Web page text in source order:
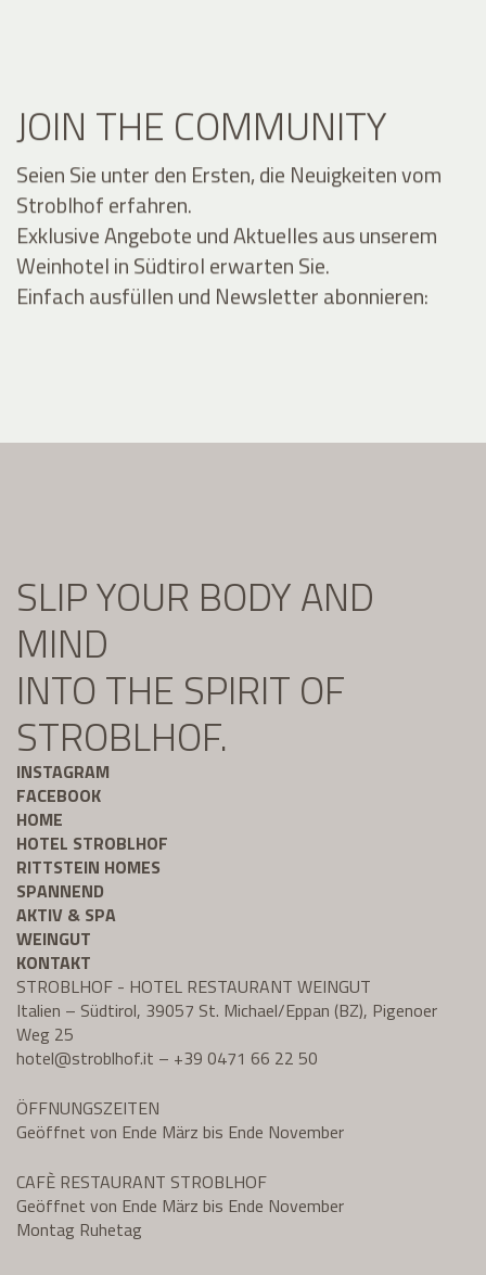
JOIN THE COMMUNITY
Seien Sie unter den Ersten, die Neuigkeiten vom
Stroblhof erfahren.
Exklusive Angebote und Aktuelles aus unserem
Weinhotel in Südtirol erwarten Sie.
Einfach ausfüllen und Newsletter abonnieren:
SLIP YOUR BODY AND
MIND
INTO THE SPIRIT OF
STROBLHOF.
INSTAGRAM
FACEBOOK
HOME
HOTEL STROBLHOF
RITTSTEIN HOMES
SPANNEND
AKTIV & SPA
WEINGUT
KONTAKT
STROBLHOF - HOTEL RESTAURANT WEINGUT
Italien – Südtirol, 39057 St. Michael/Eppan (BZ), Pigenoer
Weg 25
hotel@stroblhof.it – +39 0471 66 22 50
ÖFFNUNGSZEITEN
Geöffnet von Ende März bis Ende November
CAFÈ RESTAURANT STROBLHOF
Geöffnet von Ende März bis Ende November
Montag Ruhetag